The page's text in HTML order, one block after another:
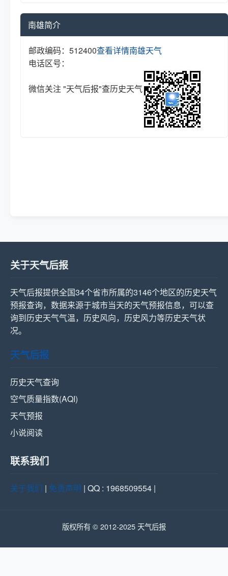
南雄简介
邮政编码：512400
电话区号：
查看详情南雄天气
微信关注 "天气后报"查历史天气
关于天气后报
天气后报提供全国34个省市所属的3146个地区的历史天气
预报查询，数据来源于城市当天的天气预报信息，可以查
询到历史天气气温，历史风向，历史风力等历史天气状
况。
天气后报
历史天气查询
空气质量指数(AQI)
天气预报
小说阅读
联系我们
关于我们 | 免责声明 | QQ : 1968509554 |
版权所有 © 2012-2025 天气后报